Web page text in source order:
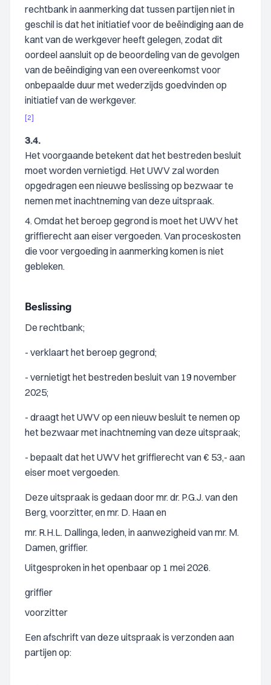
rechtbank in aanmerking dat tussen partijen niet in
geschil is dat het initiatief voor de beëindiging aan de
kant van de werkgever heeft gelegen, zodat dit
oordeel aansluit op de beoordeling van de gevolgen
van de beëindiging van een overeenkomst voor
onbepaalde duur met wederzijds goedvinden op
initiatief van de werkgever.
[2]
3.4.
Het voorgaande betekent dat het bestreden besluit
moet worden vernietigd. Het UWV zal worden
opgedragen een nieuwe beslissing op bezwaar te
nemen met inachtneming van deze uitspraak.
4. Omdat het beroep gegrond is moet het UWV het
griffierecht aan eiser vergoeden. Van proceskosten
die voor vergoeding in aanmerking komen is niet
gebleken.
Beslissing
De rechtbank;
- verklaart het beroep gegrond;
- vernietigt het bestreden besluit van 19 november
2025;
- draagt het UWV op een nieuw besluit te nemen op
het bezwaar met inachtneming van deze uitspraak;
- bepaalt dat het UWV het griffierecht van € 53,- aan
eiser moet vergoeden.
Deze uitspraak is gedaan door mr. dr. P.G.J. van den
Berg, voorzitter, en mr. D. Haan en
mr. R.H.L. Dallinga, leden, in aanwezigheid van mr. M.
Damen, griffier.
Uitgesproken in het openbaar op 1 mei 2026.
griffier
voorzitter
Een afschrift van deze uitspraak is verzonden aan
partijen op: